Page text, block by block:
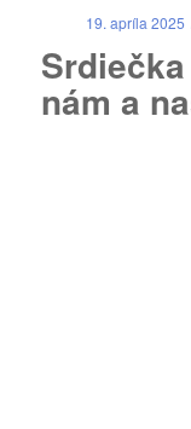
19. apríla 2025
nám a